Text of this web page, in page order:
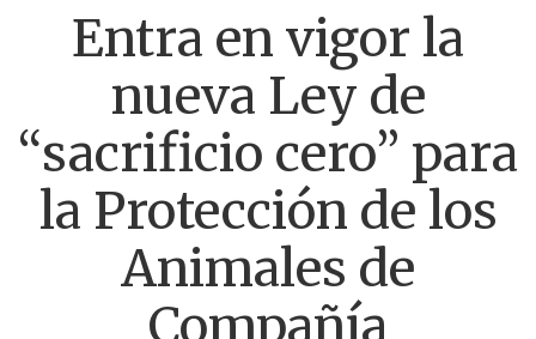
Entra en vigor la
nueva Ley de
“sacrificio cero” para
la Protección de los
Animales de
Compañía